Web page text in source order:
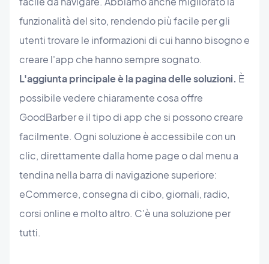
funzionalità del sito, rendendo più facile per gli
utenti trovare le informazioni di cui hanno bisogno e
creare l'app che hanno sempre sognato.
L'aggiunta principale è la pagina delle soluzioni. È
possibile vedere chiaramente cosa offre
GoodBarber e il tipo di app che si possono creare
facilmente. Ogni soluzione è accessibile con un
clic, direttamente dalla home page o dal menu a
tendina nella barra di navigazione superiore:
eCommerce, consegna di cibo, giornali, radio,
corsi online e molto altro. C'è una soluzione per
tutti.